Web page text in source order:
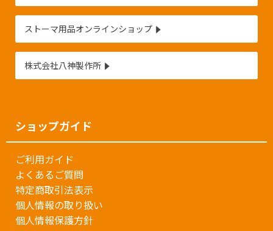
ストーマ用品オンラインショップ
株式会社八神製作所
ショップガイド
ご利用ガイド
よくあるご質問
特定商取引法表示
個人情報の取り扱い
個人情報保護方針